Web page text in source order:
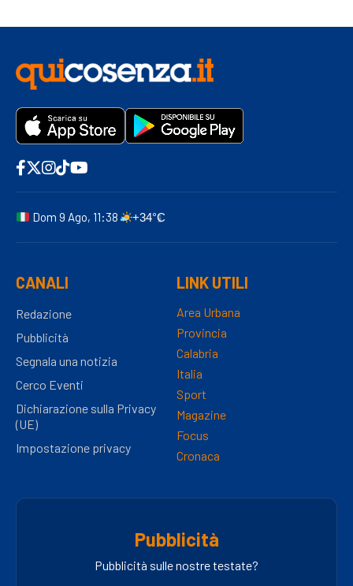
Dom 9 Ago, 11:38 +34°C
CANALI
Redazione
Pubblicità
Segnala una notizia
Cerco Eventi
Dichiarazione sulla Privacy
(UE)
Impostazione privacy
LINK UTILI
Area Urbana
Provincia
Calabria
Italia
Sport
Magazine
Focus
Cronaca
Pubblicità
Pubblicità sulle nostre testate?